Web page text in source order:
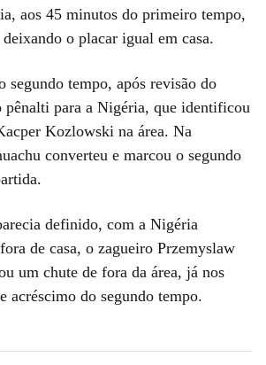
aos 45 minutos do primeiro tempo,
o placar igual em casa.
segundo tempo, após revisão do
para a Nigéria, que identificou
Kozlowski na área. Na
converteu e marcou o segundo
definido, com a Nigéria
de casa, o zagueiro Przemyslaw
um chute de fora da área, já nos
acréscimo do segundo tempo.